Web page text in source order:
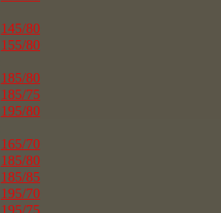
145/80
155/80
185/80
185/75
195/80
165/70
185/80
185/85
195/70
195/75